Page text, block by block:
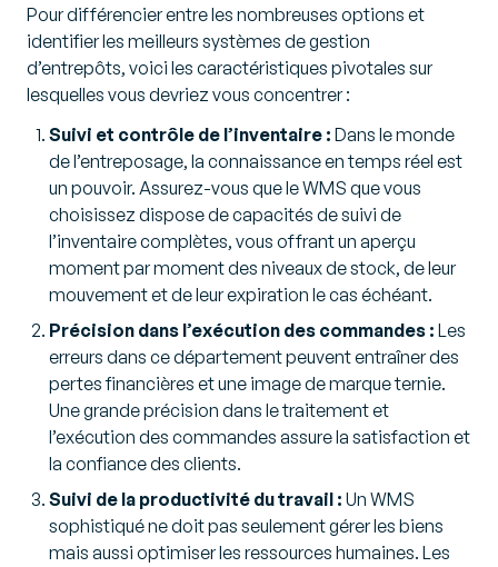
Pour différencier entre les nombreuses options et
identifier les meilleurs systèmes de gestion
d’entrepôts, voici les caractéristiques pivotales sur
lesquelles vous devriez vous concentrer :
Suivi et contrôle de l’inventaire : Dans le monde
de l’entreposage, la connaissance en temps réel est
un pouvoir. Assurez-vous que le WMS que vous
choisissez dispose de capacités de suivi de
l’inventaire complètes, vous offrant un aperçu
moment par moment des niveaux de stock, de leur
mouvement et de leur expiration le cas échéant.
Précision dans l’exécution des commandes : Les
erreurs dans ce département peuvent entraîner des
pertes financières et une image de marque ternie.
Une grande précision dans le traitement et
l’exécution des commandes assure la satisfaction et
la confiance des clients.
Suivi de la productivité du travail : Un WMS
sophistiqué ne doit pas seulement gérer les biens
mais aussi optimiser les ressources humaines. Les